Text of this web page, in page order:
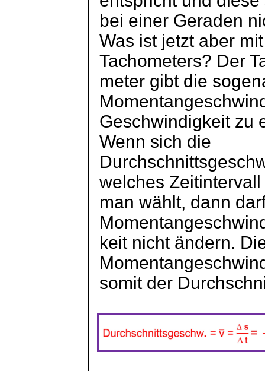
bei einer Geraden
Was ist jetzt aber
Tachometers? Der
metergibt die
Geschwindigkeit zu
Wenn sich die
welches Zeitintervall
man wählt, dann
keitnicht ändern.
somit der